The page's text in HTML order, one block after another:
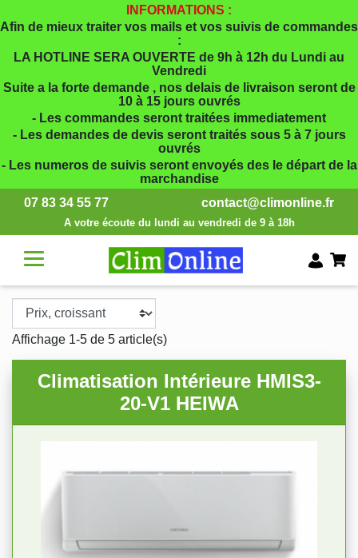
INFORMATIONS :
Afin de mieux traiter vos mails et vos suivis de commandes
:
LA HOTLINE SERA OUVERTE de 9h à 12h du Lundi au
Vendredi
Suite a la forte demande , nos delais de livraison seront de
10 à 15 jours ouvrés
- Les commandes seront traitées immediatement
- Les demandes de devis seront traités sous 5 à 7 jours
ouvrés
- Les numeros de suivis seront envoyés des le départ de la
marchandise
07 83 34 55 77
A votre écoute du lundi au vendredi de 9 à 18h
contact@climonline.fr
Affichage 1-5 de 5 article(s)
Climatisation Intérieure HMIS3-
20-V1 HEIWA